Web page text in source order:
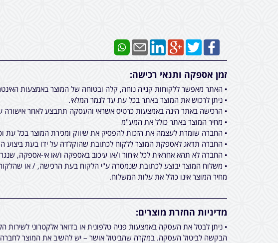
זמן אספקה ותנאי רכישה:
• האתר מאפשר ללקוחות קנייה נוחה, קלה ובטוחה של המוצר באמצעות
• ניתן לרכוש את המוצר באתר בכל עת עד לגמר המלאי.
• הרכישה באתר הינה באמצעות כרטיס אשראי והעסקה תתבצע לאחר אישורה
• מחיר המוצר באתר כולל את המע"מ
• החברה שומרת לעצמה את הזכות להפסיק את שיווק ומכירת המוצר בכל עת
• החברה תדאג לאספקת המוצר ללקוח לכתובת שהוקלדה על ידו בעת ביצוע הרכישה באתר מכירות, תוך 7 ימי עסקים. (בהזמנת
• החברה לא תהא אחראית לכל איחור ו/או עיכוב באספקה ו/או אי-אספקה,
• משלוח המוצר יבוצע לכתובת שנמסרה ע"י הלקוח בעת הרכישה, / או
מחיר המוצר אינו כולל את עלות המשלוח.
מדיניות החזרת מוצרים:
• ניתן לבטל את העסקה באמצעות פניה טלפונית או בדואר אלקטרוני
הבקשה לביטול העסקה. במקרה שהביטול אושר – יש להשיב את המוצר לחברה